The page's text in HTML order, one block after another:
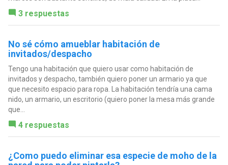
3 respuestas
No sé cómo amueblar habitación de
invitados/despacho
Tengo una habitación que quiero usar como habitación de
invitados y despacho, también quiero poner un armario ya que
que necesito espacio para ropa. La habitación tendría una cama
nido, un armario, un escritorio (quiero poner la mesa más grande
que...
4 respuestas
¿Como puedo eliminar esa especie de moho de la